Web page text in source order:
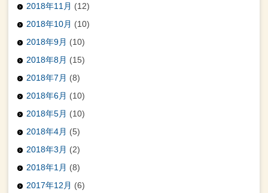
2018年11月 (12)
2018年10月 (10)
2018年9月 (10)
2018年8月 (15)
2018年7月 (8)
2018年6月 (10)
2018年5月 (10)
2018年4月 (5)
2018年3月 (2)
2018年1月 (8)
2017年12月 (6)